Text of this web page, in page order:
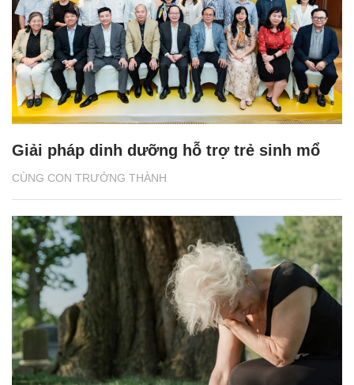
CÙNG CON TRƯỞNG THÀNH
Giải pháp dinh dưỡng hỗ trợ trẻ sinh mổ